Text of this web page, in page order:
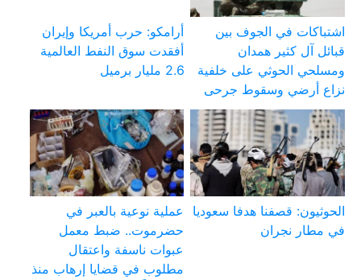
اشتباكات في الجوف بين
قبائل آل كثير همدان
ومسلحي الحوثي على خلفية
نزاع أرضي وسقوط جرحى
أرامكو: حرب أمريكا وإيران
أفقدت سوق النفط العالمية
2.6 مليار برميل
الحوثيون: قصفنا هدفا سعوديا
في مطار نجران
عملية نوعية بالعبر في
حضرموت.. ضبط معمل
عبوات ناسفة واعتقال
مطلوب في قضايا إرهاب منذ